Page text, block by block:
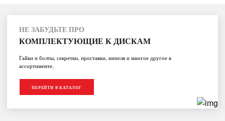
НЕ ЗАБУДЬТЕ ПРО
КОМПЛЕКТУЮЩИЕ К ДИСКАМ
Гайки и болты, секретки, проставки, нипеля и многое другое в
ассортименте.
ПЕРЕЙТИ В КАТАЛОГ